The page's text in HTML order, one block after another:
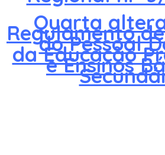
Quarta
Regulamento
do Pessoal
da Educação
e Ensinos